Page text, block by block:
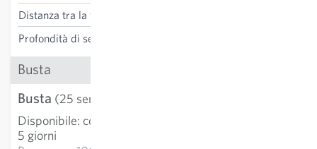
Distanza tra la fila
Profondità di semina
Busta
Busta (25 semi)
Disponibile: consegna 3-
5 giorni